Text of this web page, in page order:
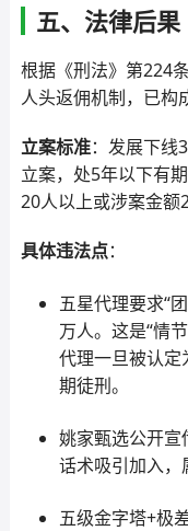
五、法律后果
根据《刑法》第224
人头返佣机制，已构
立案标准：发展下线
立案，处5年以下有期
20人以上或涉案金额
具体违法点：
五星代理要求“
万人。这是“情
代理一旦被认定
期徒刑。
姚家甄选公开宣
话术吸引加入，
五级金字塔+极